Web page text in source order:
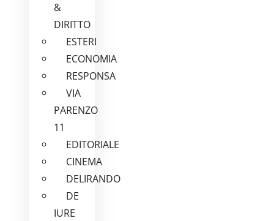
&
DIRITTO
ESTERI
ECONOMIA
RESPONSA
VIA
PARENZO
11
EDITORIALE
CINEMA
DELIRANDO
DE
IURE